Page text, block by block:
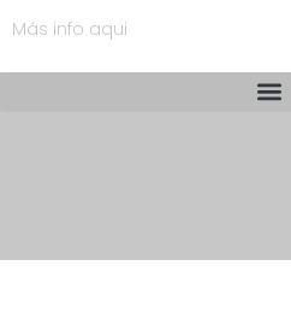
Más info aqui